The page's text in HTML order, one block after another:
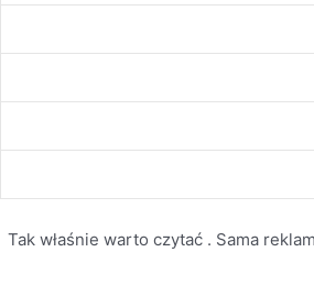
Tak właśnie warto czytać . Sama